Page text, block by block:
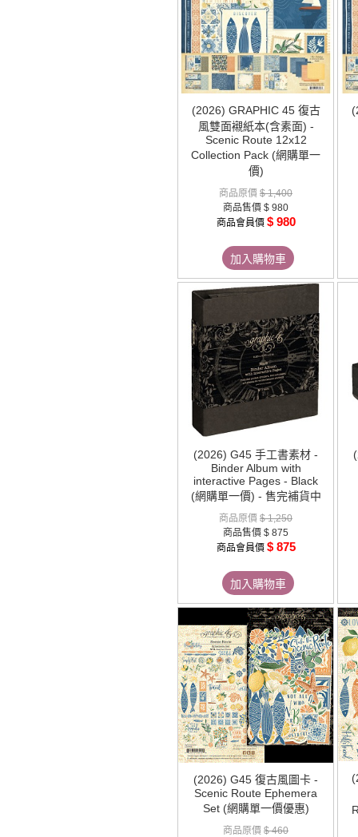
(2026) GRAPHIC 45 復古
風雙面襯紙本(含素面) -
Scenic Route 12x12
Collection Pack (網購單一
價)
商品原價 $ 1,400
商品售價 $ 980
商品會員價 $ 980
加入購物車
(2026) G45 手工書素材 -
Binder Album with
interactive Pages - Black
(網購單一價) - 售完補貨中
商品原價 $ 1,250
商品售價 $ 875
商品會員價 $ 875
加入購物車
(2026) G45 復古風圖卡 -
Scenic Route Ephemera
Set (網購單一價優惠)
商品原價 $ 460